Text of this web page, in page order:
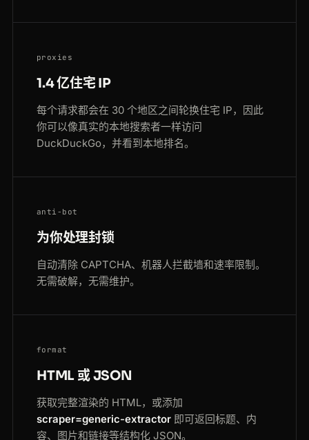
proxies
1.4 亿住宅 IP
每个请求都会在 30 个地区之间轮换住宅 IP，因此
你可以像真实的本地搜索者一样访问
DuckDuckGo，并看到本地排名。
anti-bot
为你处理封锁
自动清除 CAPTCHA、机器人拦截墙和速率限制。
无需破解，无需维护。
format
HTML 或 JSON
获取完整渲染的 HTML，或添加
scraper=generic-extractor 即可返回标题、内
容、图片和链接等结构化 JSON。